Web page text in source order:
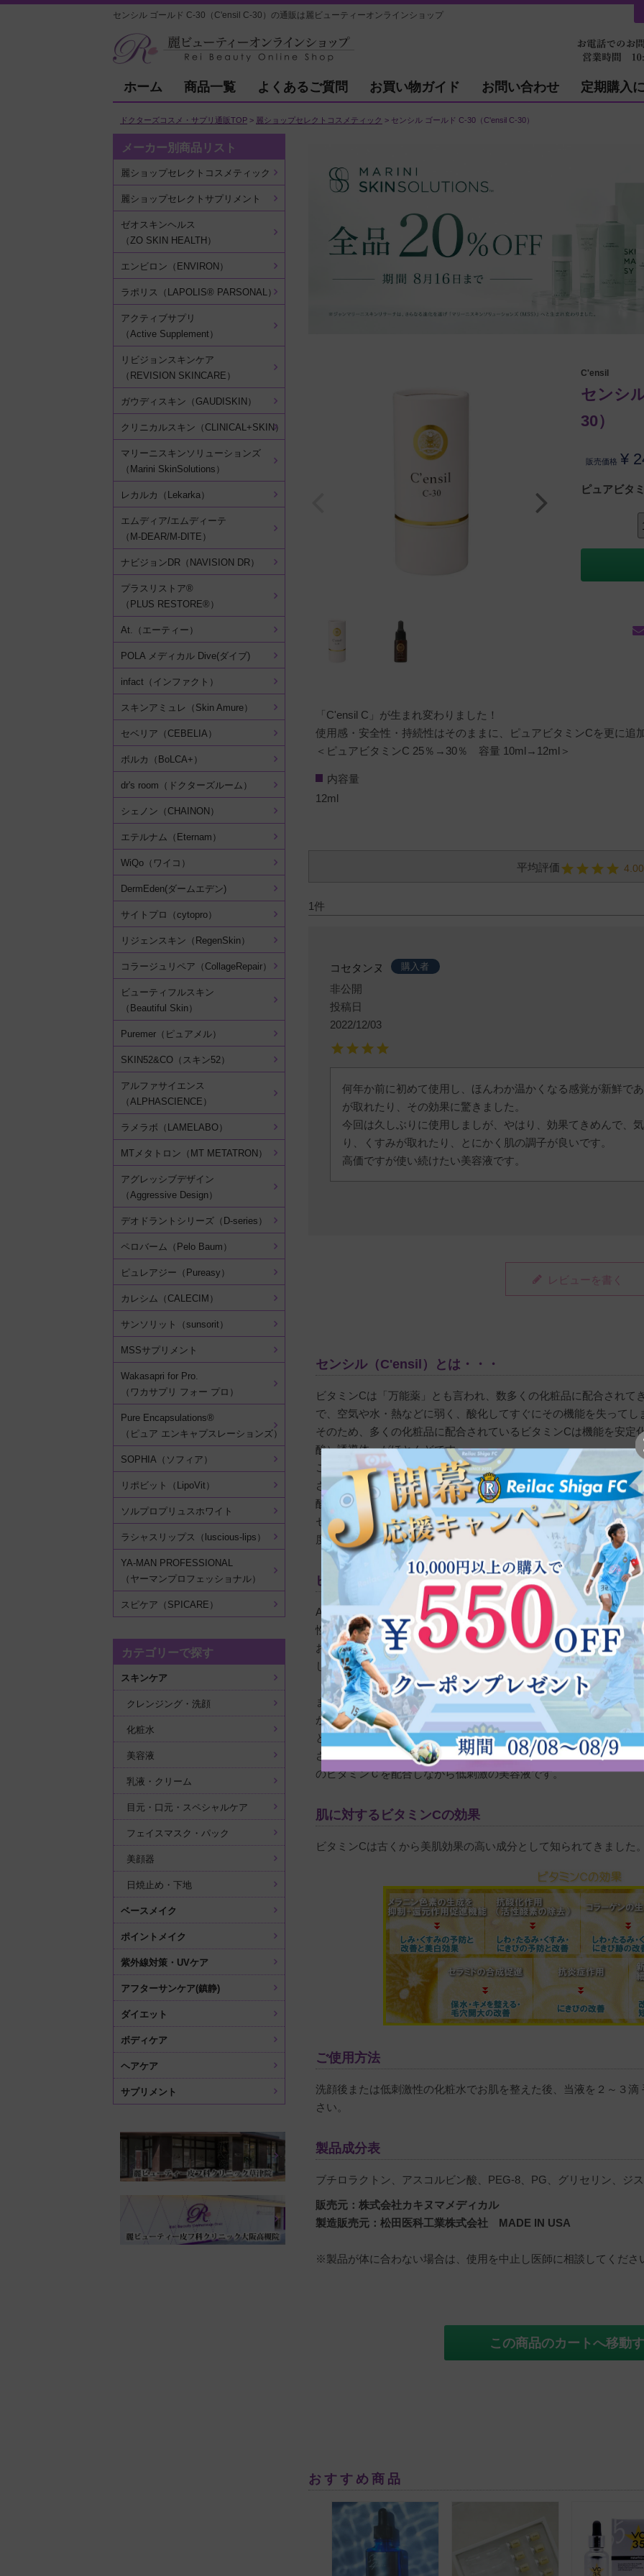
センシル ゴールド C-30（C'ensil C-30）の通販は麗ビューティーオンラインショップ
ホーム 商品一覧 よくあるご質問 お買い物ガイド お問い合わせ 定期購入
ドクターズコスメ・サプリ通販TOP 麗ショップセレクトコスメティック センシル ゴールド C-30（C'ensil C-30）
C'ensil
センシ
30）
販売価格 ¥
ピュアビタ
「C'ensil C」が生まれ変わりました！
使用感・安全性・持続性はそのままに、ピュアビタミンCを更に追
＜ピュアビタミンC 25％→30％ 容量 10ml→12ml＞
内容量
12ml
4.00
1
コセタンヌ 購入者
非公開
投稿日
2022/12/03
何年か前に初めて使用し、ほんわか温かくなる感覚が新鮮で
が取れたり、その効果に驚きました。
今回は久しぶりに使用しましが、やはり、効果てきめんで、
り、くすみが取れたり、とにかく肌の調子が良いです。
高価ですが使い続けたい美容液です。
レビューを書く
センシル（C'ensil）とは・・・
ビタミンCは「万能薬」とも言われ、数多くの化粧品に配合されて
で、空気や水・熱などに弱く、酸化してすぐにその機能を失ってし
そのため、多くの化粧品に配合されているビタミンCは機能を安定
酸）誘導体」がほとんどです。
このビタミンC誘導体は、ビタミンＣ（L-アスコルビン酸）に別の
させることで安定化させますが、分子構造が変化してしまうため
酸）としての効果を期待しにくいという欠点がありました。
センシル（C'ensil）は特殊技術によりピュアビタミンC（L-アスコ
度ビタミンC美容液です。
ピュアビタミンCの超高濃度配合に成功したATDS（両親
ATDS（両親媒浸透システム）とは、米国をはじめ国際特許を取得
性質を持つ成分を配合させることができます。 つまり、水にも油に
お肌には、水も油も通さないようにするためのバリア機能が備わっ
しかし、このATDS（両親媒浸透システム）を使うと、このバリア
（浸透率・約92%）させることができます。
また、この技術で使用されているNMP（N-Methy‐2-Pyrrolidone）
があるため、水に弱く酸化しやすいピュアビタミンC（Ｌ-アスコ
とに成功しました。
さらにATDSでは水を使用しない特別な溶媒なので、アルコールや
のビタミンＣを配合しながら低刺激の美容液です。
肌に対するビタミンCの効果
ビタミンCは古くから美肌効果の高い成分として知られてきました。
ご使用方法
洗顔後または低刺激性の化粧水でお肌を整えた後、当液を２～３
さい。
製品成分表
ブチロラクトン、アスコルビン酸、PEG-8、PG、グリセリン、ジ
販売元：株式会社カキヌマメディカル
製造販売元：松田医科工業株式会社 MADE IN USA
※製品が体に合わない場合は、使用を中止し医師に相談してくださ
この商品のカートへ移動
おすすめ商品
メーカー別商品リスト
麗ショップセレクトコスメティック
麗ショップセレクトサプリメント
ゼオスキンヘルス
（ZO SKIN HEALTH）
エンビロン（ENVIRON）
ラポリス（LAPOLIS® PARSONAL）
アクティブサプリ
（Active Supplement）
リビジョンスキンケア
（REVISION SKINCARE）
ガウディスキン（GAUDISKIN）
クリニカルスキン（CLINICAL+SKIN）
マリーニスキンソリューションズ
（Marini SkinSolutions）
レカルカ（Lekarka）
エムディア/エムディーテ
（M-DEAR/M-DITE）
ナビジョンDR（NAVISION DR）
プラスリストア®
（PLUS RESTORE®）
At.（エーティー）
POLA メディカル Dive(ダイブ)
infact（インファクト）
スキンアミュレ（Skin Amure）
セベリア（CEBELIA）
ボルカ（BoLCA+）
dr's room（ドクターズルーム）
シェノン（CHAINON）
エテルナム（Eternam）
WiQo（ワイコ）
DermEden(ダームエデン)
サイトプロ（cytopro）
リジェンスキン（RegenSkin）
コラージュリペア（CollageRepair）
ビューティフルスキン
（Beautiful Skin）
Puremer（ピュアメル）
SKIN52&CO（スキン52）
アルファサイエンス
（ALPHASCIENCE）
ラメラボ（LAMELABO）
MTメタトロン（MT METATRON）
アグレッシブデザイン
（Aggressive Design）
デオドラントシリーズ（D-series）
ペロバーム（Pelo Baum）
ピュレアジー（Pureasy）
カレシム（CALECIM）
サンソリット（sunsorit）
MSSサプリメント
Wakasapri for Pro.
（ワカサプリ フォー プロ）
Pure Encapsulations®
（ピュア エンキャプスレーションズ）
SOPHIA（ソフィア）
リポビット（LipoVit）
ソルプロプリュスホワイト
ラシャスリップス（luscious-lips）
YA-MAN PROFESSIONAL
（ヤーマンプロフェッショナル）
スピケア（SPICARE）
カテゴリーで探す
スキンケア
クレンジング・洗顔
化粧水
美容液
乳液・クリーム
目元・口元・スペシャルケア
フェイスマスク・パック
美顔器
日焼止め・下地
ベースメイク
ポイントメイク
紫外線対策・UVケア
アフターサンケア(鎮静)
ダイエット
ボディケア
ヘアケア
サプリメント